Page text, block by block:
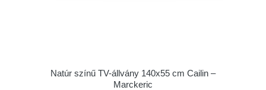
Natúr színű TV-állvány 140x55 cm Cailin –
Marckeric